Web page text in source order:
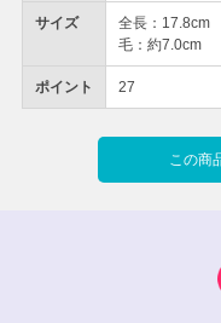
サイズ
全長：17.8cm
毛：約7.0cm
ポイント 27
この商